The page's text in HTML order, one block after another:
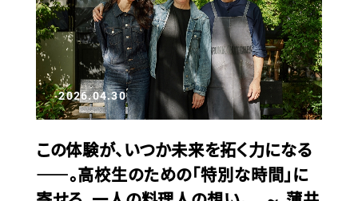
2026.04.30
この体験が、いつか未来を拓く力になる
——。高校生のための「特別な時間」に